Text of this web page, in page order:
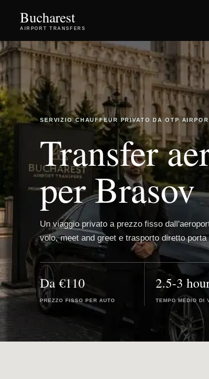
Bucharest
AIRPORT TRANSFERS
SERVIZIO CHAUFFEUR PRIVATO DA OTP
Transfer
per Brasov
Un viaggio privato a prezzo fisso
volo, meet and greet e trasporto diretto
Da €110
PREZZO FISSO PER AUTO
2.5-3
TEMPO MEDIO DI